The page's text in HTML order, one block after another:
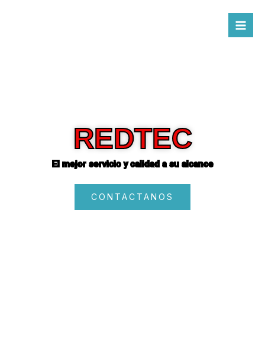
REDTEC
El mejor servicio y calidad a su alcance
CONTACTANOS